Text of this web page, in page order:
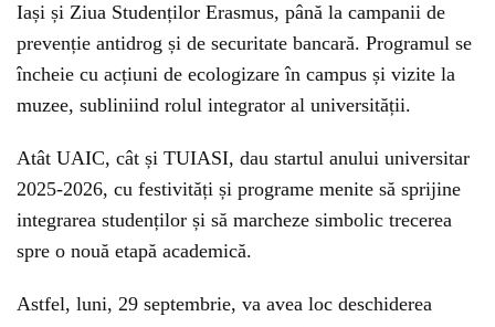
Iași și Ziua Studenților Erasmus, până la campanii de
prevenție antidrog și de securitate bancară. Programul se
încheie cu acțiuni de ecologizare în campus și vizite la
muzee, subliniind rolul integrator al universității.
Atât UAIC, cât și TUIASI, dau startul anului universitar
2025-2026, cu festivități și programe menite să sprijine
integrarea studenților și să marcheze simbolic trecerea
spre o nouă etapă academică.
Astfel, luni, 29 septembrie, va avea loc deschiderea